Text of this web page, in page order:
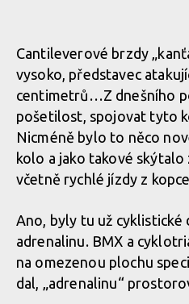
Cantileverové brzdy
vysoko, představec
centimetrů…Z dneš­ního
pošetilost, spojovat tyto
Nicméně bylo to něco
kolo a jako takové skýtalo
včetně rychlé jízdy z
Ano, byly tu už cyklistické
adrenalinu. BMX a
na omezenou plochu
dal, „adrenalinu“